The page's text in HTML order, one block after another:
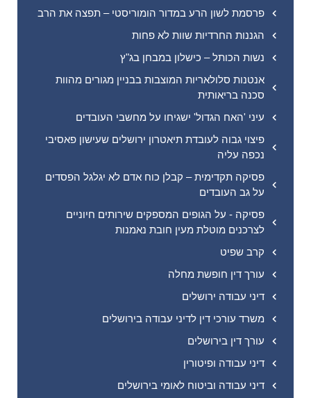
פרסמת לשון הרע במדור הומוריסטי – תפצה את הרב
הגננות החרדיות שוות לא פחות
נשות הכותל – כישלון במבחן בג"ץ
אנטנות סלולאריות המוצבות בבניין מגורים מהוות
סכנה בריאותית
עיני 'האח הגדול' ישגיחו על מחשבי העובדים
פיצוי גבוה לעובדת תיאטרון ירושלים שעישון פאסיבי
נכפה עליה
פסיקה תקדימית – קבלן כוח אדם לא יגלגל הפסדים
על גב העובדים
פסיקה - על הגופים המספקים שירותים חיוניים
לצרכנים מוטלת מעין חובת נאמנות
קרב שפיט
עורך דין חופשת מחלה
דיני עבודה ירושלים
משרד עורכי דין לדיני עבודה בירושלים
עורך דין בירושלים
דיני עבודה ופיטורין
דיני עבודה וביטוח לאומי בירושלים